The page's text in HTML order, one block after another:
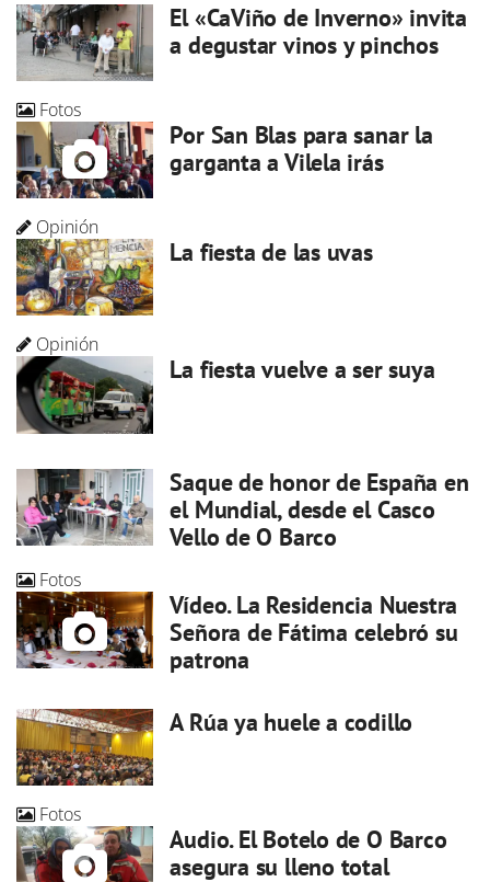
El «CaViño de Inverno» invita
a degustar vinos y pinchos
Fotos
Por San Blas para sanar la
garganta a Vilela irás
Opinión
La fiesta de las uvas
Opinión
La fiesta vuelve a ser suya
Saque de honor de España en
el Mundial, desde el Casco
Vello de O Barco
Fotos
Vídeo. La Residencia Nuestra
Señora de Fátima celebró su
patrona
A Rúa ya huele a codillo
Fotos
Audio. El Botelo de O Barco
asegura su lleno total